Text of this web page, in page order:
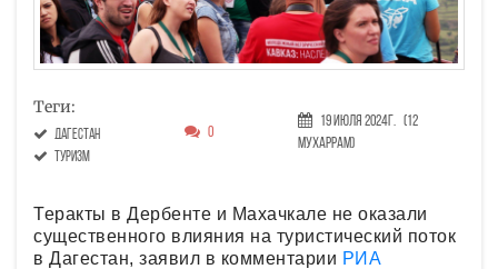
Теги:
Дагестан
туризм
0
19 Июля 2024г. (12
Мухаррам)
Теракты в Дербенте и Махачкале не оказали
существенного влияния на туристический поток
в Дагестан, заявил в комментарии РИА